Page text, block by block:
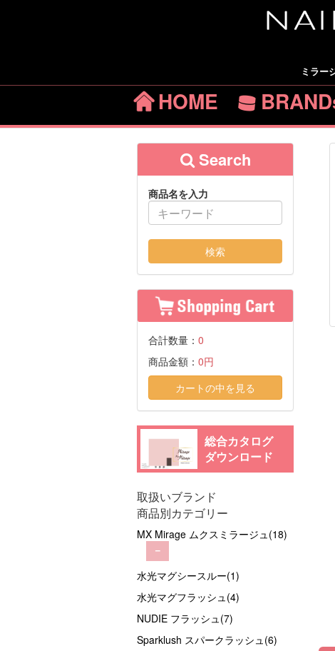
ミラー
HOME
Search
商品名を入力
検索
合計数量： 0
商品金額： 0円
カートの中を見る
総合カタログ
ダウンロード
取扱いブランド
商品別カテゴリー
MX Mirage ムクスミラージュ(18)
－
水光マグシースルー(1)
水光マグフラッシュ(4)
NUDIE フラッシュ(7)
Sparklush スパークラッシュ(6)